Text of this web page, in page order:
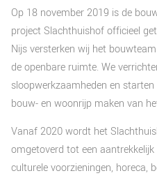
Op 18 november 2019 is de
project Slachthuishof officieel
Nijs versterken wij het
de openbare ruimte. We
sloopwerkzaamheden en
bouw- en woonrijp maken van
Vanaf 2020 wordt het
omgetoverd tot een
culturele voorzieningen, horeca,